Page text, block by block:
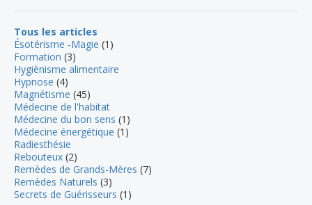
Tous les articles
Ésotérisme -Magie (1)
Formation (3)
Hygiènisme alimentaire
Hypnose (4)
Magnétisme (45)
Médecine de l'habitat
Médecine du bon sens (1)
Médecine énergétique (1)
Radiesthésie
Rebouteux (2)
Remèdes de Grands-Mères (7)
Remèdes Naturels (3)
Secrets de Guérisseurs (1)